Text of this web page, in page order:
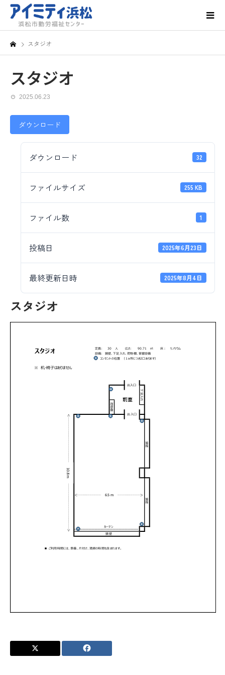
スタジオ
スタジオ
2025.06.23
ダウンロード
ダウンロード 32
ファイルサイズ 255 KB
ファイル数 1
投稿日 2025年6月23日
最終更新日時 2025年8月4日
スタジオ